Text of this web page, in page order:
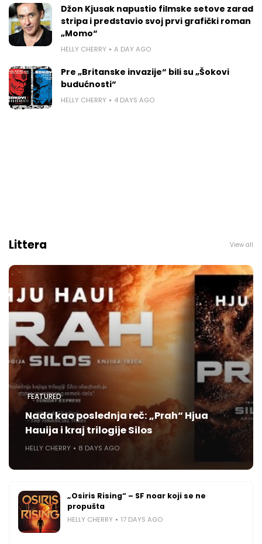
Džon Kjusak napustio filmske setove zarad
stripa i predstavio svoj prvi grafički roman
„Momo“
HELLY CHERRY A DAY AGO
Pre „Britanske invazije“ bili su „Šokovi
budućnosti“
HELLY CHERRY 4 DAYS AGO
Littera View all
FEATURED
Nada kao poslednja reč: „Prah“ Hjua
Hauija i kraj trilogije Silos
HELLY CHERRY 8 DAYS AGO
„Osiris Rising“ – SF noar koji se ne
propušta
HELLY CHERRY 17 DAYS AGO